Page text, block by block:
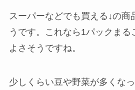
スーパーなどでも買える↓の商
うです。これなら1パックま
よさそうですね。
少しくらい豆や野菜が多くな